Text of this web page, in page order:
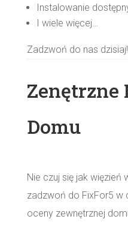
Instalowanie
I wiele więcej…
Zadzwoń do nas dzisiaj!
Domu
Nie czuj się jak więzień
zadzwoń do FixFor5 w
oceny zewnętrznej